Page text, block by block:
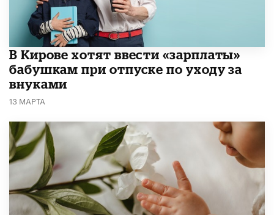
В Кирове хотят ввести «зарплаты»
бабушкам при отпуске по уходу за
внуками
13 МАРТА